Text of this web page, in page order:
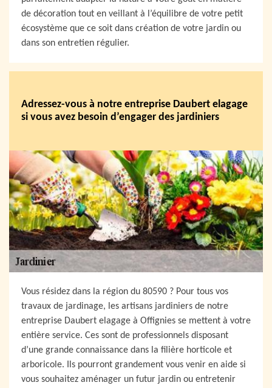
de décoration tout en veillant à l’équilibre de votre petit
écosystème que ce soit dans création de votre jardin ou
dans son entretien régulier.
Adressez-vous à notre entreprise Daubert elagage
si vous avez besoin d’engager des jardiniers
Vous résidez dans la région du 80590 ? Pour tous vos
travaux de jardinage, les artisans jardiniers de notre
entreprise Daubert elagage à Offignies se mettent à votre
entière service. Ces sont de professionnels disposant
d’une grande connaissance dans la filière horticole et
arboricole. Ils pourront grandement vous venir en aide si
vous souhaitez aménager un futur jardin ou entretenir